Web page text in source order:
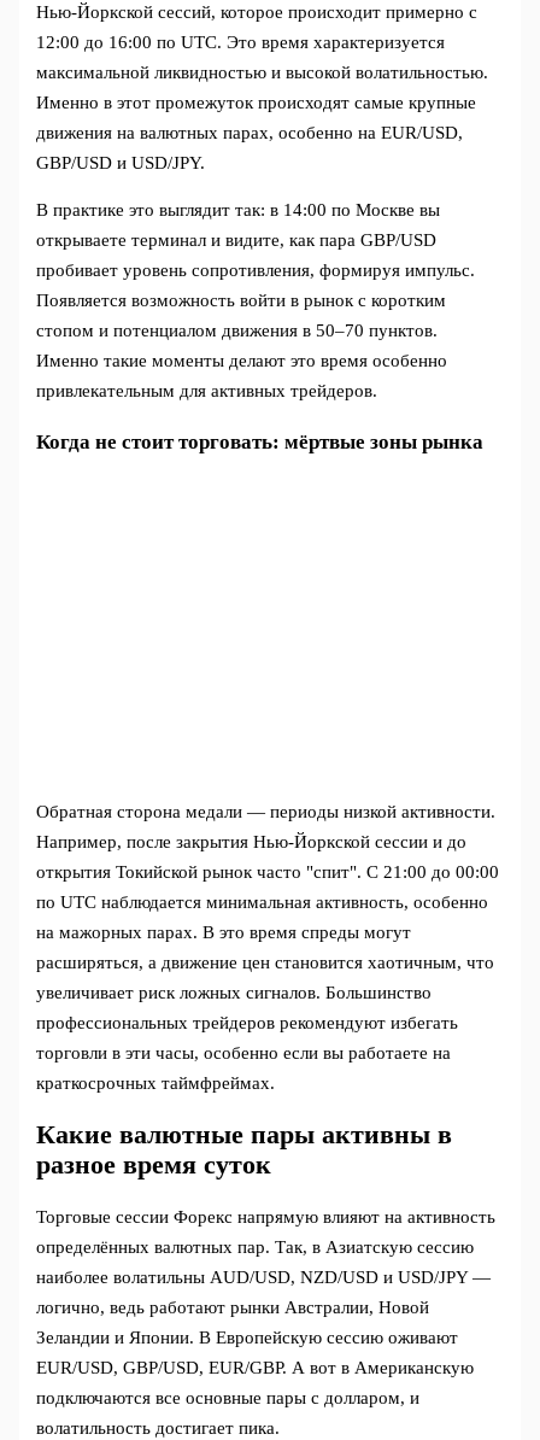
Нью-Йоркской сессий, которое происходит примерно с
12:00 до 16:00 по UTC. Это время характеризуется
максимальной ликвидностью и высокой волатильностью.
Именно в этот промежуток происходят самые крупные
движения на валютных парах, особенно на EUR/USD,
GBP/USD и USD/JPY.
В практике это выглядит так: в 14:00 по Москве вы
открываете терминал и видите, как пара GBP/USD
пробивает уровень сопротивления, формируя импульс.
Появляется возможность войти в рынок с коротким
стопом и потенциалом движения в 50–70 пунктов.
Именно такие моменты делают это время особенно
привлекательным для активных трейдеров.
Когда не стоит торговать: мёртвые зоны рынка
Обратная сторона медали — периоды низкой активности.
Например, после закрытия Нью-Йоркской сессии и до
открытия Токийской рынок часто "спит". С 21:00 до 00:00
по UTC наблюдается минимальная активность, особенно
на мажорных парах. В это время спреды могут
расширяться, а движение цен становится хаотичным, что
увеличивает риск ложных сигналов. Большинство
профессиональных трейдеров рекомендуют избегать
торговли в эти часы, особенно если вы работаете на
краткосрочных таймфреймах.
Какие валютные пары активны в
разное время суток
Торговые сессии Форекс напрямую влияют на активность
определённых валютных пар. Так, в Азиатскую сессию
наиболее волатильны AUD/USD, NZD/USD и USD/JPY —
логично, ведь работают рынки Австралии, Новой
Зеландии и Японии. В Европейскую сессию оживают
EUR/USD, GBP/USD, EUR/GBP. А вот в Американскую
подключаются все основные пары с долларом, и
волатильность достигает пика.